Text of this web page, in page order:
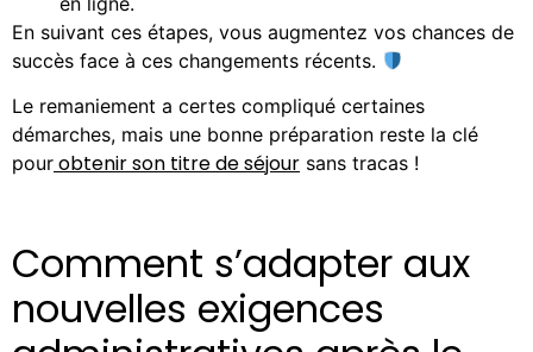
En suivant ces étapes, vous augmentez vos chances de
succès face à ces changements récents.
Le remaniement a certes compliqué certaines
démarches, mais une bonne préparation reste la clé
pour obtenir son titre de séjour sans tracas !
Comment s’adapter aux
nouvelles exigences